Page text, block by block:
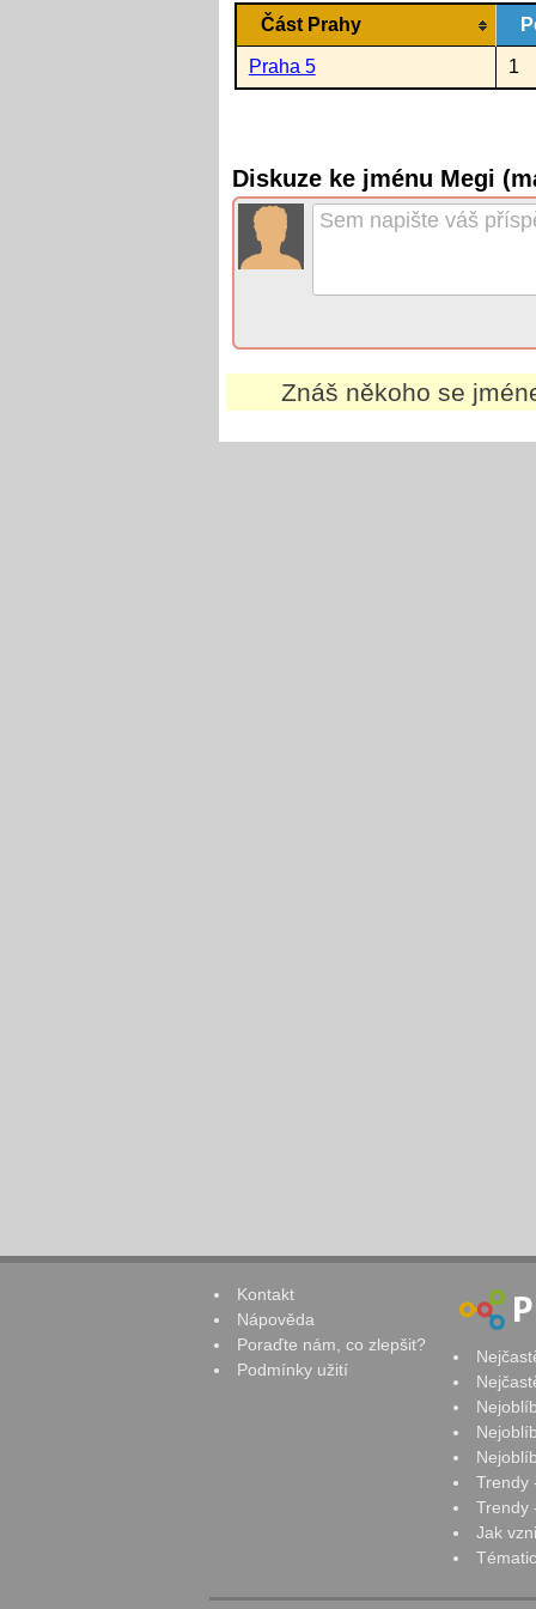
Část Prahy
Praha 5 1
Diskuze ke jménu Megi
Znáš někoho se
Kontakt
Nápověda
Poraďte nám, co zlepšit?
Podmínky užití
Trendy
Trendy
Jak